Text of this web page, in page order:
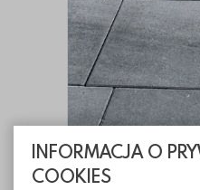
INFORMACJA O
COOKIES
Kostka
Kostka